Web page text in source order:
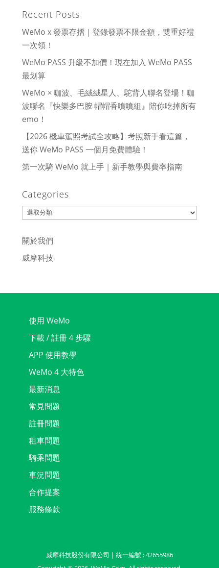
Recent Posts
WeMo x 發票存摺｜登錄發票不限金額，雙重好禮
一次領！
WeMo PASS 升級不加價！現在加入 WeMo PASS
最划算
WeMo × 咖波、毛絨絨星人、駝背人聯名登場！咖
波聯名『快樂多巴胺 帽帽香噴噴組』陪你吃掉所有
emo！
【2026 機車駕照考試全攻略】考照新手看這篇，
送你 WeMo PASS 一個月免費體驗！
第一次騎 WeMo 就上手｜新手教學與費率指南
Categories
Categories
關於我們
威摩科技
使用 WeMo
下載 / 註冊 4 步驟
APP 使用教學
WeMo 4 大特色
最新消息
常見問題
註冊問題
租車問題
騎乘問題
車況問題
合作提案
服務條款
威摩科技股份有限公司 | 統一編號 : 42655986